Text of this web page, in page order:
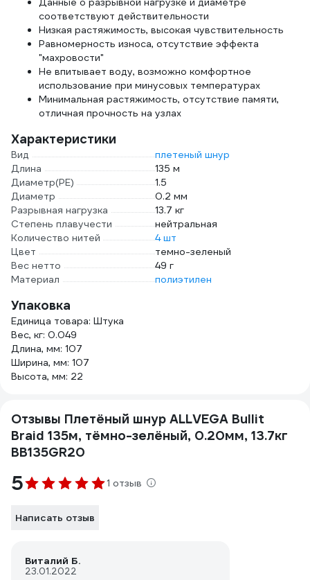
соответствуют действительности
Низкая растяжимость, высокая чувствительность
Равномерность износа, отсутствие эффекта
"махровости"
Не впитывает воду, возможно комфортное
использование при минусовых температурах
Минимальная растяжимость, отсутствие памяти,
отличная прочность на узлах
Характеристики
Вид
плетеный шнур
Длина
135 м
Диаметр(PE)
1.5
Диаметр
0.2 мм
Разрывная нагрузка
13.7 кг
Степень плавучести
нейтральная
Количество нитей
4 шт
Цвет
темно-зеленый
Вес нетто
49 г
Материал
полиэтилен
Упаковка
Единица товара: Штука
Вес, кг: 0.049
Длина, мм: 107
Ширина, мм: 107
Высота, мм: 22
Отзывы Плетёный шнур ALLVEGA Bullit
Braid 135м, тёмно-зелёный, 0.20мм, 13.7кг
BB135GR20
5 1 отзыв
Написать отзыв
Виталий Б.
23.01.2022